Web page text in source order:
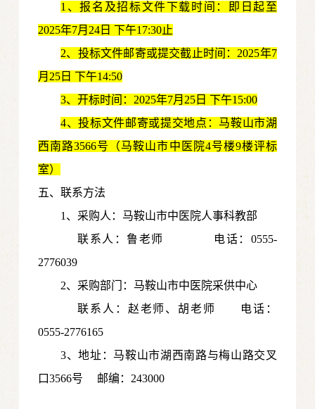
1 、报名及招标文件下载时间：即日起至
2025年7月24日 下午17:30止
2、投标文件邮寄或提交截止时间：2025年7
月25日 下午14:50
3、开标时间：2025年7月25日 下午15:00
4、投标文件邮寄或提交地点：马鞍山市湖
西南路3566号（马鞍山市中医院4号楼9楼评标
室）
五、联系方法
1、采购人：马鞍山市中医院人事科教部
联系人：鲁老师
电话：0555-
2776039
2、采购部门：马鞍山市中医院采供中心
联系人：赵老师、胡老师
电话：
0555-2776165
3、地址：马鞍山市湖西南路与梅山路交叉
口3566号 邮编：243000